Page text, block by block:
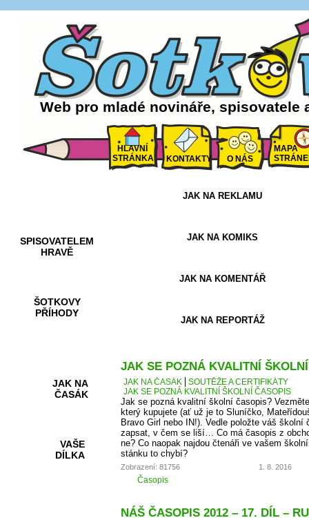
Web pro mladé novináře, spisovatele
HLAVNÍ
STRÁNKA
KONTAKTY O NÁS
MAPA
SPISOVATELEM
HRAVĚ
ŠOTKOVY
PŘÍHODY
JAK NA
ČASÁK
VAŠE
DÍLKA
JAK NA REKLAMU
JAK NA KOMIKS
JAK NA KOMENTÁŘ
JAK NA REPORTÁŽ
JAK SE POZNÁ KVALITNÍ
JAK NA ČASÁK
SOUTĚŽE A CERTIFIKÁTY
JAK SE POZNÁ KVALITNÍ ŠKOLNÍ ČASOPIS
Jak se pozná kvalitní školní časopis?
který kupujete (ať už je to Sluníčko,
Bravo Girl nebo IN!). Vedle položte váš
zapsat, v čem se liší… Co má časopis z
ne? Co naopak najdou čtenáři ve vašem
stánku to chybí?
Zobrazení: 81756 1. 8. 2016
Časopis
NÁŠ ČASOPIS 2012 – 17. DÍL –